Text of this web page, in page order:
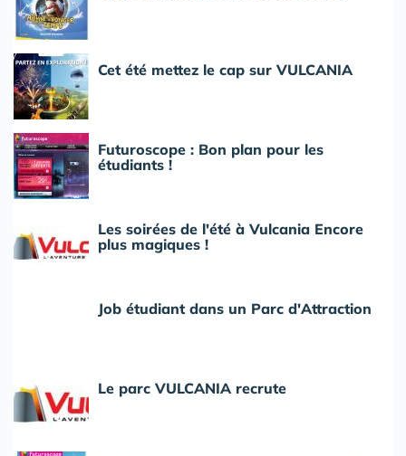
Cet été mettez le cap sur VULCANIA
Futuroscope : Bon plan pour les
étudiants !
Les soirées de l'été à Vulcania Encore
plus magiques !
Job étudiant dans un Parc d'Attraction
Le parc VULCANIA recrute